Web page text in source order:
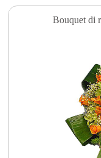
Bouquet di